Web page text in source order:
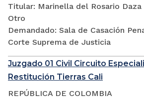
Titular: Marinella del Rosario Daza
Otro
Demandado: Sala de Casación
Corte Suprema de Justicia
Juzgado 01 Civil Circuito
Restitución Tierras Cali
REPÚBLICA DE COLOMBIA